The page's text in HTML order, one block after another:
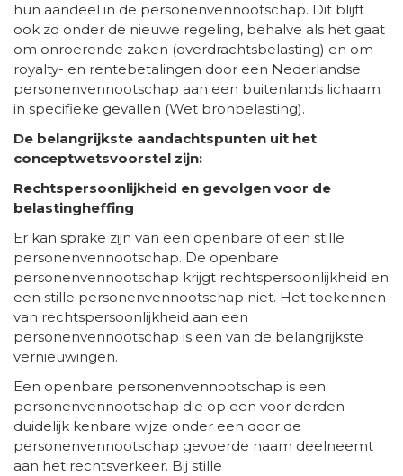
hun aandeel in de personenvennootschap. Dit blijft
ook zo onder de nieuwe regeling, behalve als het gaat
om onroerende zaken (overdrachtsbelasting) en om
royalty- en rentebetalingen door een Nederlandse
personenvennootschap aan een buitenlands lichaam
in specifieke gevallen (Wet bronbelasting).
De belangrijkste aandachtspunten uit het
conceptwetsvoorstel zijn:
Rechtspersoonlijkheid en gevolgen voor de
belastingheffing
Er kan sprake zijn van een openbare of een stille
personenvennootschap. De openbare
personenvennootschap krijgt rechtspersoonlijkheid en
een stille personenvennootschap niet. Het toekennen
van rechtspersoonlijkheid aan een
personenvennootschap is een van de belangrijkste
vernieuwingen.
Een openbare personenvennootschap is een
personenvennootschap die op een voor derden
duidelijk kenbare wijze onder een door de
personenvennootschap gevoerde naam deelneemt
aan het rechtsverkeer. Bij stille